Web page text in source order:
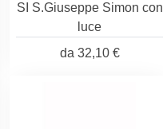
SI S.Giuseppe Simon con
luce
da 32,10 €